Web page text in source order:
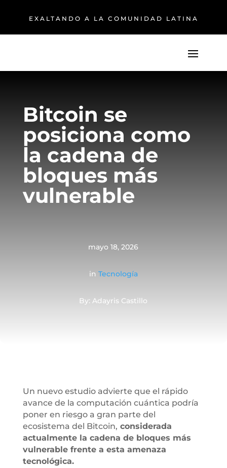
EXALTANDO A LA COMUNIDAD LATINA
Bitcoin se
posiciona como
la cadena de
bloques más
vulnerable
mayo 18, 2026
in Tecnología
By: Adayris Castillo
Un nuevo estudio advierte que el rápido
avance de la computación cuántica podría
poner en riesgo a gran parte del
ecosistema del Bitcoin, considerada
actualmente la cadena de bloques más
vulnerable frente a esta amenaza
tecnológica.